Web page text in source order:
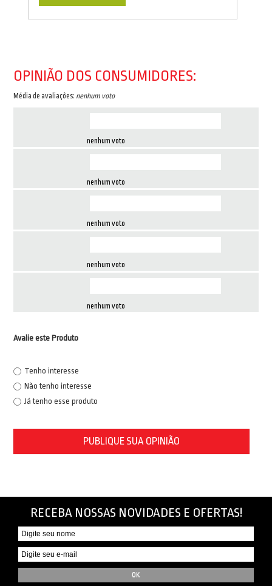
OPINIÃO DOS CONSUMIDORES:
Média de avaliações: nenhum voto
nenhum voto
nenhum voto
nenhum voto
nenhum voto
nenhum voto
Avalie este Produto
Tenho interesse
Não tenho interesse
Já tenho esse produto
PUBLIQUE SUA OPINIÃO
RECEBA NOSSAS NOVIDADES E OFERTAS!